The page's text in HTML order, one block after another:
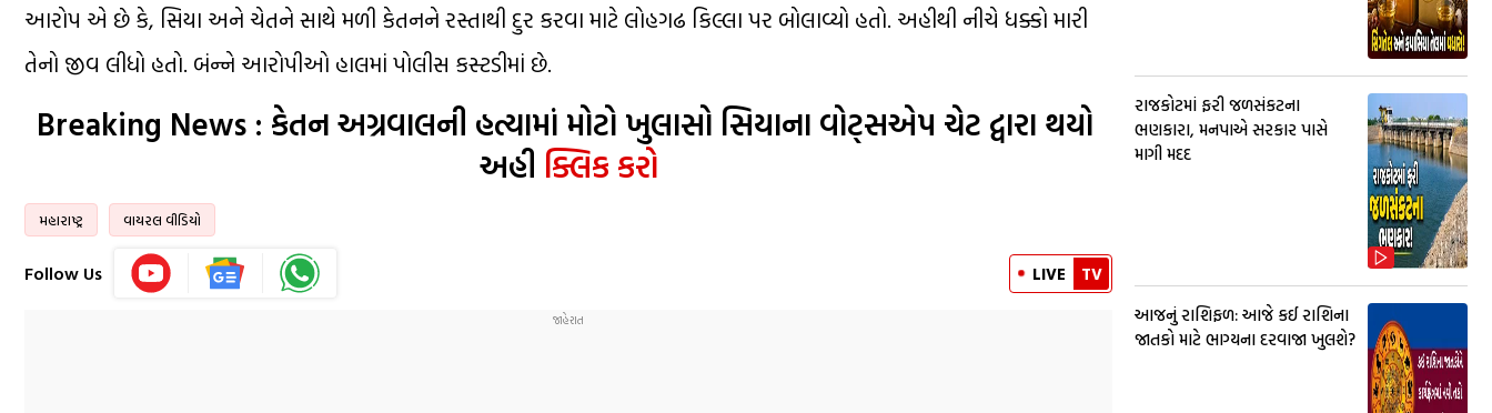
આરોપ એ છે કે, સિયા અને ચેતને સાથે મળી કેતનને રસ્તાથી દુર કરવા માટે લોહગઢ કિલ્લા પર બોલાવ્યો હતો. અહીથી નીચે ધક્કો મારી
તેનો જીવ લીધો હતો. બંન્ને આરોપીઓ હાલમાં પોલીસ કસ્ટડીમાં છે.
Breaking News : કેતન અગ્રવાલની હત્યામાં મોટો ખુલાસો સિયાના વોટ્સએપ ચેટ દ્વારા થયો
અહી ક્લિક કરો
મહારાષ્ટ્ર વાયરલ વીડિયો
Follow Us LIVE TV
રાજકોટમાં ફરી જળસંકટના
ભણકારા, મનપાએ સરકાર પાસે
માગી મદદ
આજનું રાશિફળ: આજે કઈ રાશિના
જાતકો માટે ભાગ્યના દરવાજા ખુલશે?